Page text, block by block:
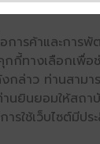
อการค้าและก
กกี้ทางเลือกเ
กล่าว ท่านสาม
นยินยอมให้สถา
การใช้เว็บไซต์